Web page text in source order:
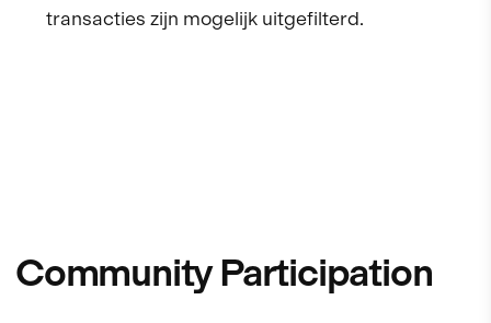
transacties zijn mogelijk uitgefilterd.
Community Participation